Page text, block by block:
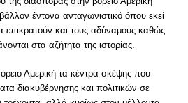
έντονα ανταγωνιστικό όπου εκεί
επικρατούν και τους αδύναμους καθώς
στα αζήτητα της ιστορίας.
Αμερική τα κέντρα σκέψης που
διακυβέρνησης και πολιτικών σε